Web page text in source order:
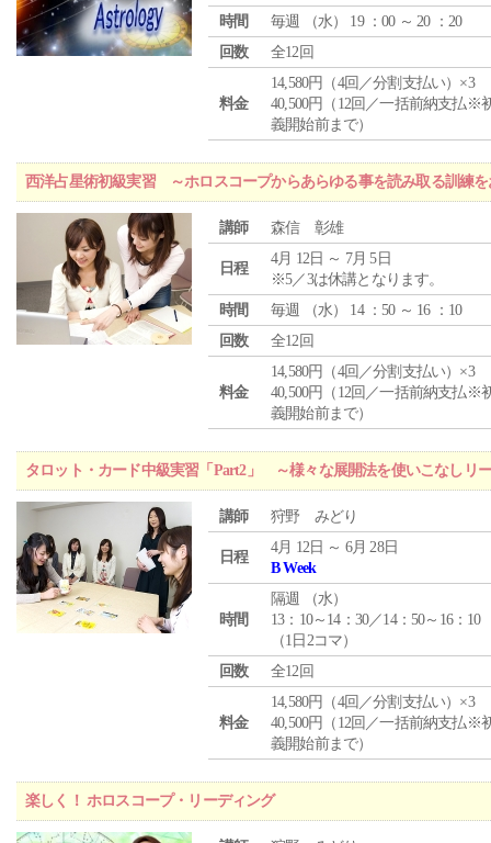
時間
毎週 （水） 19 ：00 ～ 20 ：20
回数
全12回
料金
14,580円（4回／分割支払い）×3
40,500円（12回／一括前納支払※
義開始前まで）
西洋占星術初級実習 ～ホロスコープからあらゆる事を読み取る訓練を
講師 森信 彰雄
日程
4月 12日 ～ 7月 5日
※5／3は休講となります。
時間
毎週 （水） 14 ：50 ～ 16 ：10
回数
全12回
料金
14,580円（4回／分割支払い）×3
40,500円（12回／一括前納支払※
義開始前まで）
タロット・カード中級実習「Part2」 ～様々な展開法を使いこなしリ
講師 狩野 みどり
日程
4月 12日 ～ 6月 28日
B Week
時間
隔週 （水）
13：10～14：30／14：50～16：10
（1日2コマ）
回数
全12回
料金
14,580円（4回／分割支払い）×3
40,500円（12回／一括前納支払※
義開始前まで）
楽しく！ ホロスコープ・リーディング